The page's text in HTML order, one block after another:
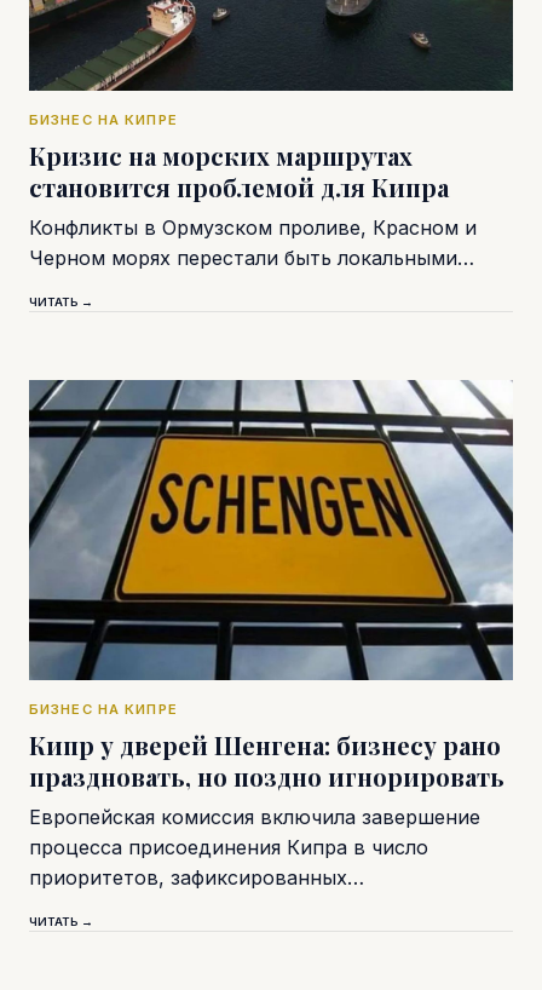
БИЗНЕС НА КИПРЕ
Кризис на морских маршрутах
становится проблемой для Кипра
Конфликты в Ормузском проливе, Красном и
Черном морях перестали быть локальными…
ЧИТАТЬ →
БИЗНЕС НА КИПРЕ
Кипр у дверей Шенгена: бизнесу рано
праздновать, но поздно игнорировать
Европейская комиссия включила завершение
процесса присоединения Кипра в число
приоритетов, зафиксированных…
ЧИТАТЬ →